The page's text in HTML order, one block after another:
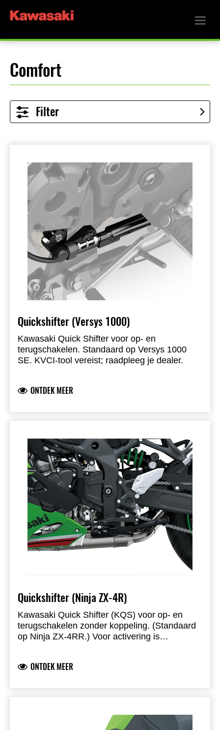
Comfort
Filter
Quickshifter (Versys 1000)
Kawasaki Quick Shifter voor op- en
terugschakelen. Standaard op Versys 1000
SE. KVCI-tool vereist; raadpleeg je dealer.
ONTDEK MEER
Quickshifter (Ninja ZX-4R)
Kawasaki Quick Shifter (KQS) voor op- en
terugschakelen zonder koppeling. (Standaard
op Ninja ZX-4RR.) Voor activering is
ONTDEK MEER